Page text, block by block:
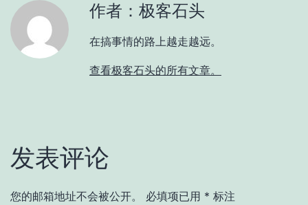
作者：极客石头
在搞事情的路上越走越远。
查看极客石头的所有文章。
发表评论
您的邮箱地址不会被公开。 必填项已用 * 标注